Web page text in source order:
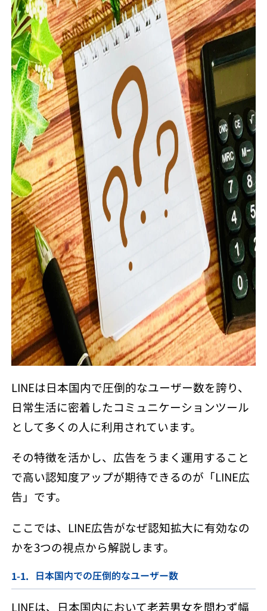
LINEは日本国内で圧倒的なユーザー数を誇り、
日常生活に密着したコミュニケーションツール
として多くの人に利用されています。
その特徴を活かし、広告をうまく運用すること
で高い認知度アップが期待できるのが「LINE広
告」です。
ここでは、LINE広告がなぜ認知拡大に有効なの
かを3つの視点から解説します。
日本国内での圧倒的なユーザー数
LINEは、日本国内において老若男女を問わず幅